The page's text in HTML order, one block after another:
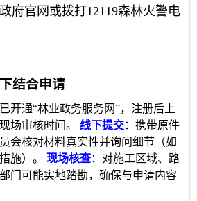
府官网或拨打12119森林火警电
结合申请
开通“林业政务服务网”，注册后上
场审核时间。线下提交：携带原件
会核对材料真实性并询问细节（如
施）。现场核查：对施工区域、路
门可能实地踏勘，确保与申请内容